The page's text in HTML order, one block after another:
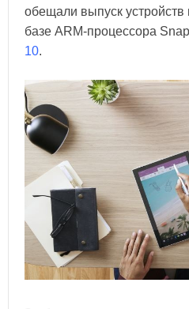
обещали выпуск устройств
базе ARM-процессора
10.